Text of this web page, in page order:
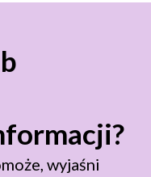
wyjaśni